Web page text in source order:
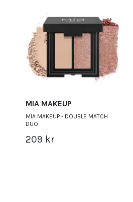
MIA MAKEUP
MIA MAKEUP - DOUBLE MATCH
DUO
209 kr